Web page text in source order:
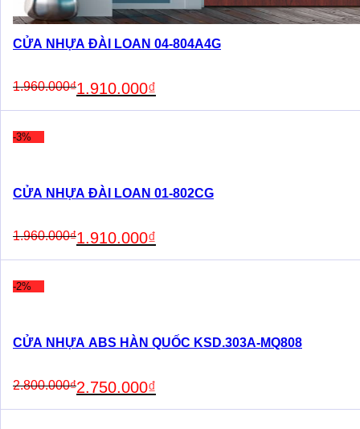
CỬA NHỰA ĐÀI LOAN 04-804A4G
1.960.000₫
price
was:
1.910.000₫
price
is:
-3%
CỬA NHỰA ĐÀI LOAN 01-802CG
1.960.000₫
price
was:
1.910.000₫
price
is:
-2%
CỬA NHỰA ABS HÀN QUỐC KSD.303A-MQ808
2.800.000₫
price
was:
2.750.000₫
price
is: